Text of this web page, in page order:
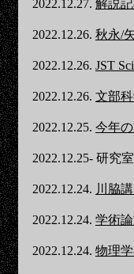
2022.12.27. 解説
2022.12.26. 秋永/
2022.12.26. JST
2022.12.26. 文部
2022.12.25. 今年
2022.12.25- 研究
2022.12.24. 川脇
2022.12.24. 学術
2022.12.24. 物理